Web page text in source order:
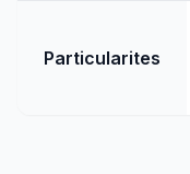
Particularites